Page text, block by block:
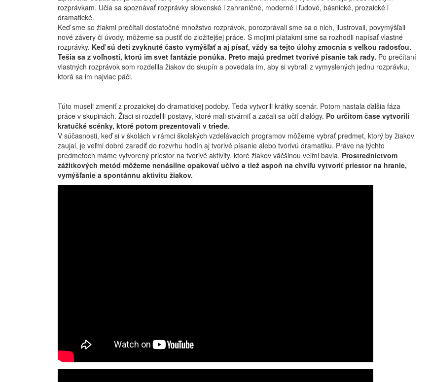
rozprávkam. Učia sa spoznávať rozprávky slovenské i zahraničné, moderné i ľudové, básnické, prozaické i
dramatické.
Keď sme so žiakmi prečítali dostatočné množstvo rozprávok, porozprávali sme sa o nich, ilustrovali, povymýšľali
nové závery či úvody, môžeme sa pustiť do zložitejšej práce. S mojimi piatakmi sme sa rozhodli napísať vlastné
rozprávky. Keď sú deti zvyknuté často vymýšľať a aj písať, vždy sa tejto úlohy zmocnia s veľkou radosťou.
Tešia sa z voľnosti, ktorú im svet fantázie ponúka. Preto majú predmet tvorivé písanie tak rady. Po prečítaní
vlastných rozprávok som rozdelila žiakov do skupín a povedala im, aby si vybrali z vymyslených jednu rozprávku,
ktorá sa im najviac páči.
Túto museli zmeniť z prozaickej do dramatickej podoby. Teda vytvorili krátky scenár. Potom nastala ďalšia fáza
práce v skupinách. Žiaci si rozdelili postavy, ktoré mali stvárniť a začali sa učiť dialógy. Po určitom čase vytvorili
kratučké scénky, ktoré potom prezentovali v triede.
V súčasnosti, keď si v školách v rámci školských vzdelávacích programov môžeme vybrať predmet, ktorý by žiakov
zaujal, je veľmi dobré zaradiť do rozvrhu hodín aj tvorivé písanie alebo tvorivú dramatiku. Práve na týchto
predmetoch máme vytvorený priestor na tvorivé aktivity, ktoré žiakov väčšinou veľmi bavia. Prostredníctvom
zážitkových metód môžeme nenásilne opakovať učivo a tiež aspoň na chvíľu vytvoriť priestor na hranie,
vymýšľanie a spontánnu aktivitu žiakov.